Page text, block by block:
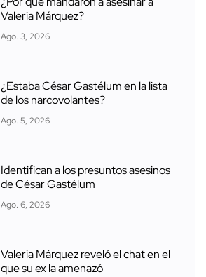
Valeria Márquez?
Ago. 3, 2026
¿Estaba César Gastélum en la lista
de los narcovolantes?
Ago. 5, 2026
Identifican a los presuntos asesinos
de César Gastélum
Ago. 6, 2026
Valeria Márquez reveló el chat en el
que su ex la amenazó